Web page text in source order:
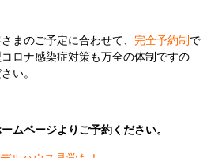
まのご予定に合わせて、 完全予約制 で
ロナ感染症対策も万全の体制ですの
い。
ムページよりご予約ください。